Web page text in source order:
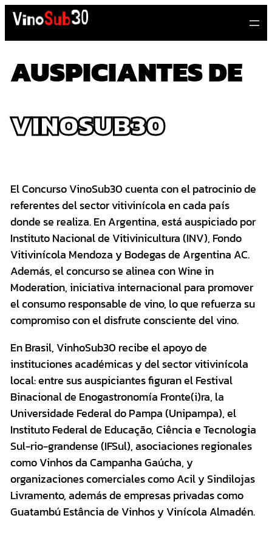
Saltar
contenido
AUSPICIANTES DE
VINOSUB30
El Concurso VinoSub30 cuenta con el patrocinio de
referentes del sector vitivinícola en cada país
donde se realiza. En Argentina, está auspiciado por
Instituto Nacional de Vitivinicultura (INV), Fondo
Vitivinícola Mendoza y Bodegas de Argentina AC.
Además, el concurso se alinea con Wine in
Moderation, iniciativa internacional para promover
el consumo responsable de vino, lo que refuerza su
compromiso con el disfrute consciente del vino.
En Brasil, VinhoSub30 recibe el apoyo de
instituciones académicas y del sector vitivinícola
local: entre sus auspiciantes figuran el Festival
Binacional de Enogastronomía Fronte(i)ra, la
Universidade Federal do Pampa (Unipampa), el
Instituto Federal de Educação, Ciência e Tecnologia
Sul-rio-grandense (IFSul), asociaciones regionales
como Vinhos da Campanha Gaúcha, y
organizaciones comerciales como Acil y Sindilojas
Livramento, además de empresas privadas como
Guatambú Estância de Vinhos y Vinícola Almadén.